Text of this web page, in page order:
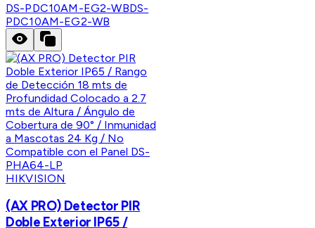
DS-PDC10AM-EG2-WBDS-
PDC10AM-EG2-WB
HIKVISION
(AX PRO) Detector PIR
Doble Exterior IP65 /